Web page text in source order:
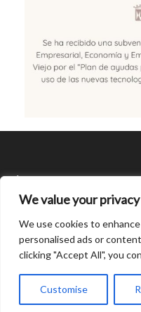
We value your privacy
We use cookies to
personalised ads or
clicking "Accept All", you
Customise
© Created by 8theme-
Home
Open
chaty